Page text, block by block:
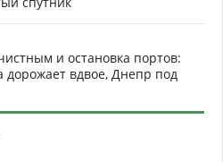
и остановка портов:
дорожает вдвое, Днепр под